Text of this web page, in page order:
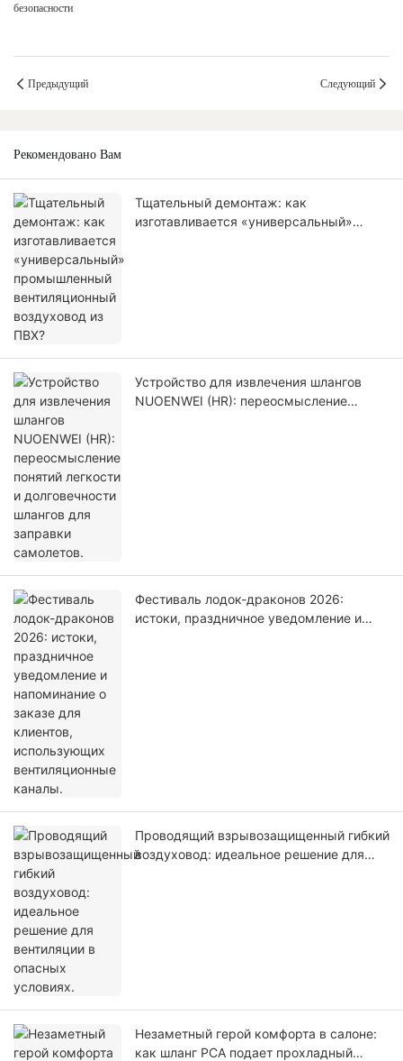
безопасности
Предыдущий Следующий
Рекомендовано Вам
Тщательный демонтаж: как
изготавливается «универсальный»
Устройство для извлечения шлангов
NUOENWEI (HR): переосмысление
Фестиваль лодок-драконов 2026:
истоки, праздничное уведомление и
Проводящий взрывозащищенный гибкий
воздуховод: идеальное решение для
Незаметный герой комфорта в салоне:
как шланг PCA подает прохладный